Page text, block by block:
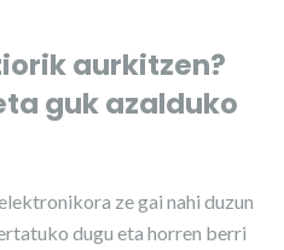
aurkitzen?
guk azalduko
ze gai nahi duzun
dugu eta horren berri